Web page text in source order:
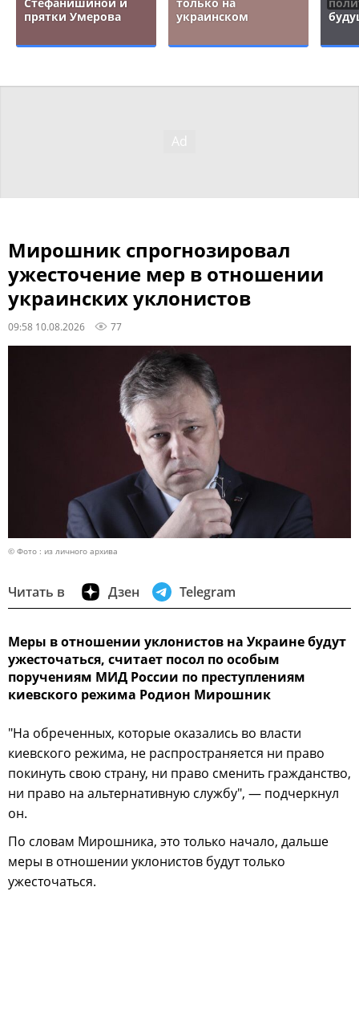
прятки Умерова
украинском
Мирошник спрогнозировал
ужесточение мер в отношении
украинских уклонистов
09:58 10.08.2026 77
© Фото : из личного архива
Читать в Дзен Telegram
Меры в отношении уклонистов на Украине будут
ужесточаться, считает посол по особым
поручениям МИД России по преступлениям
киевского режима Родион Мирошник
"На обреченных, которые оказались во власти
киевского режима, не распространяется ни право
покинуть свою страну, ни право сменить гражданство,
ни право на альтернативную службу", — подчеркнул
он.
По словам Мирошника, это только начало, дальше
меры в отношении уклонистов будут только
ужесточаться.